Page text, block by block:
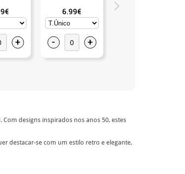
+
6.99€
- +
. Com designs inspirados nos anos 50, estes
destacar-se com um estilo retro e elegante,